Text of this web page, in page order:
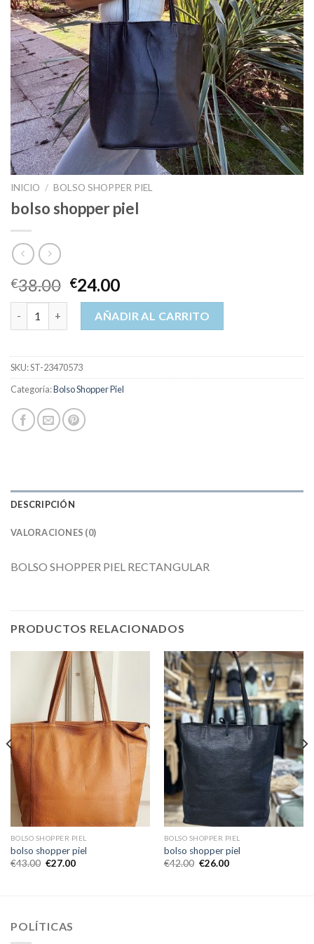
INICIO / BOLSO SHOPPER PIEL
bolso shopper piel
€38.00 €24.00
bolso shopper piel cantidadAÑADIR AL CARRITO
SKU:ST-23470573
Categoría:Bolso Shopper Piel
DESCRIPCIÓN
VALORACIONES (0)
BOLSO SHOPPER PIEL RECTANGULAR
PRODUCTOS RELACIONADOS
BOLSO SHOPPER PIEL
bolso shopper piel
€43.00 €27.00
BOLSO SHOPPER PIEL
bolso shopper piel
€42.00 €26.00
POLÍTICAS